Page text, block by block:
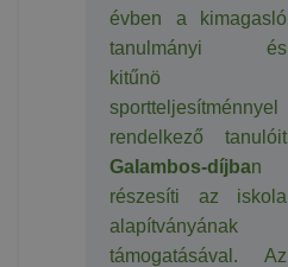
évben a kimagasló
tanulmányi és
kitűnö
sportteljesítménnyel
rendelkező tanulóit
Galambos-díjban
részesíti az iskola
alapítványának
támogatásával. Az